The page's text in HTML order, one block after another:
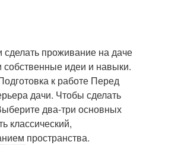
проживание на даче
идеи и навыки.
к работе Перед
дачи. Чтобы сделать
два-три основных
классический,
пространства.